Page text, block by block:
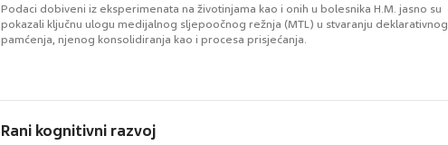
Podaci dobiveni iz eksperimenata na životinjama kao i onih u bolesnika H.M. jasno su
pokazali ključnu ulogu medijalnog sljepoočnog režnja (MTL) u stvaranju deklarativnog
pamćenja, njenog konsolidiranja kao i procesa prisjećanja.
Rani kognitivni razvoj